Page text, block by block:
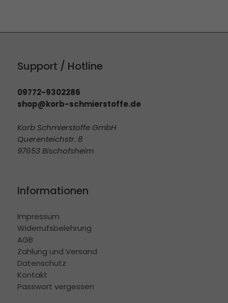
Support / Hotline
09772-9302286
shop@korb-schmierstoffe.de
Korb Schmierstoffe GmbH
Querenteichstr. 8
97653 Bischofsheim
Informationen
Impressum
Widerrufsbelehrung
AGB
Zahlung und Versand
Datenschutz
Kontakt
Passwort vergessen